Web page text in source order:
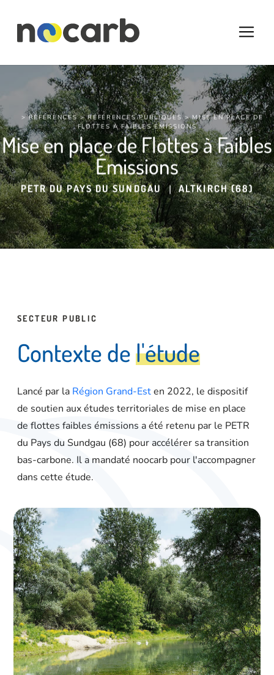
> RÉFÉRENCES >RÉFÉRENCES PUBLIQUES> MISE EN PLACE DE
FLOTTES À FAIBLES ÉMISSIONS
Mise en place de Flottes à Faibles
Émissions
PETR DU PAYS DU SUNDGAU | ALTKIRCH (68)
SECTEUR PUBLIC
Contexte del'étude
Lancé par la Région Grand-Esten 2022, le dispositif
de soutien aux études territoriales de mise en place
de flottes faibles émissions a été retenu par le PETR
du Pays du Sundgau (68) pour accélérer sa transition
bas-carbone. Il a mandaté noocarb pour l'accompagner
dans cette étude.